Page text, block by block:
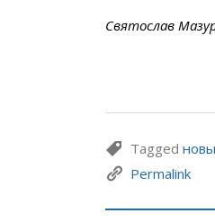
Святослав
Tagged
Permalink